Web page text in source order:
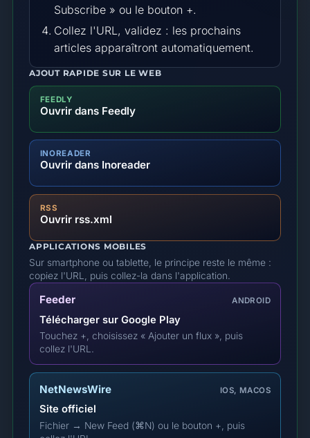
Subscribe » ou le bouton +.
Collez l'URL, validez : les prochains
articles apparaîtront automatiquement.
AJOUT RAPIDE SUR LE WEB
FEEDLY
Ouvrir dans Feedly
INOREADER
Ouvrir dans Inoreader
RSS
Ouvrir rss.xml
APPLICATIONS MOBILES
Sur smartphone ou tablette, le principe reste le même :
copiez l'URL, puis collez-la dans l'application.
Feeder ANDROID
Télécharger sur Google Play
Touchez +, choisissez « Ajouter un flux », puis
collez l'URL.
NetNewsWire IOS, MACOS
Site officiel
Fichier → New Feed (⌘N) ou le bouton +, puis